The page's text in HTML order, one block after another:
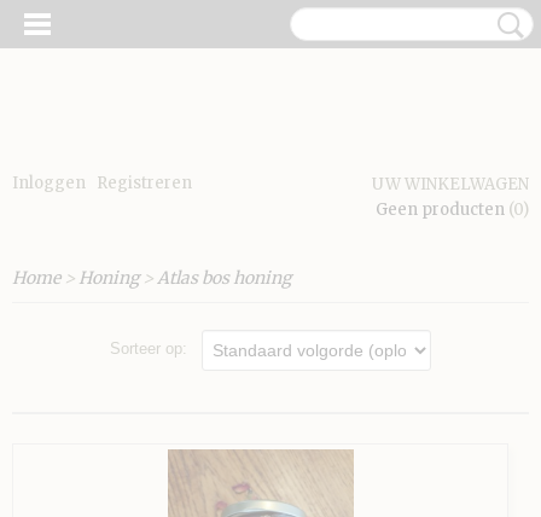
Inloggen Registreren
UW WINKELWAGEN
Geen producten (0)
Home> Honing>Atlas bos honing
Sorteer op: